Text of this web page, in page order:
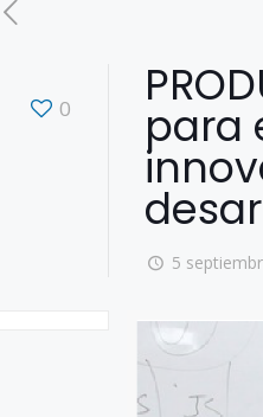
0 para
5